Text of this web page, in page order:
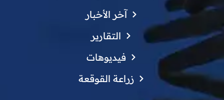
آخر الأخبار
التقارير
فيديوهات
زراعة القوقعة